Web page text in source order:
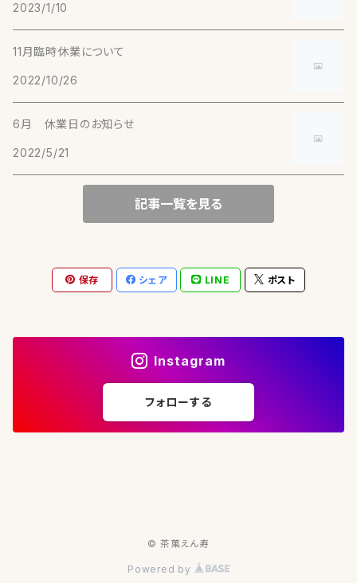
実生在来 2016年生産終了（30g）【煎茶】
やぶきた 純煎茶（30g）【煎茶】
おくみどり（30g）【煎茶】
やまかい（30g）【煎茶】
宇治（京都）
やぶきた（30g）【煎茶】
こまかげ（30g）【玉露】
あさひ（30g）【玉露】
（20g）【有機抹茶】
実生在来 萎凋煎茶（30g）【煎茶】
告（熊本）
実生在来（30g）【釜炒り茶】
2023/1/10
11月臨時休業について
2022/10/26
6月 休業日のお知らせ
2022/5/21
記事一覧を見る
保存 シェア LINE ポスト
Instagram
フォローする
© 茶菓えん寿
Powered by